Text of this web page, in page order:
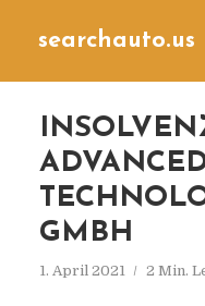
searchauto.us
GMBH
1. April 2021 2 Min.